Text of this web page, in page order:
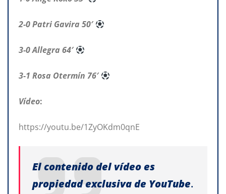
2-0 Patri Gavira 50′
3-0 Allegra 64′
3-1 Rosa Otermín 76′
Vídeo:
https://youtu.be/1ZyOKdm0qnE
El contenido del vídeo es
propiedad exclusiva de YouTube.